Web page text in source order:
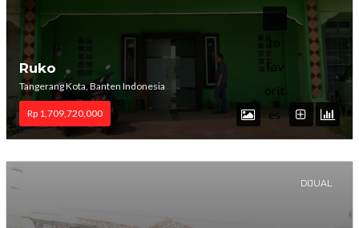
to
fav
orit
es
Ruko
Tangerang Kota, Banten Indonesia
Rp 1,709,720,000
DIJUAL